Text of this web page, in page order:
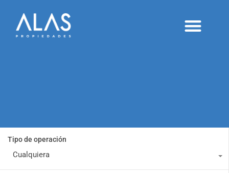
Tipo de operación
Cualquiera